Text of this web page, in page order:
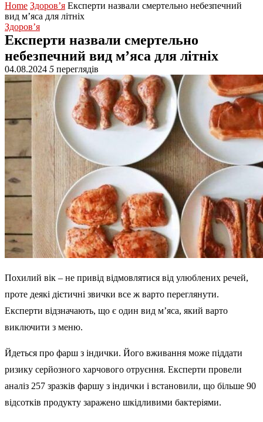
Home Здоров’я Експерти назвали смертельно небезпечний
вид м’яса для літніх
Здоров’я
Експерти назвали смертельно
небезпечний вид м’яса для літніх
04.08.2024 5 переглядів
Похилий вік – не привід відмовлятися від улюблених речей,
проте деякі дієтичні звички все ж варто переглянути.
Експерти відзначають, що є один вид м’яса, який варто
виключити з меню.
Йдеться про фарш з індички. Його вживання може піддати
ризику серйозного харчового отруєння. Експерти провели
аналіз 257 зразків фаршу з індички і встановили, що більше 90
відсотків продукту заражено шкідливими бактеріями.